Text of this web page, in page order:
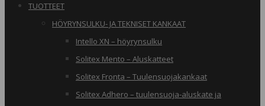
TUOTTEET
HÖYRYNSULKU- JA TEKNISET KANKAAT
Intello XN – höyrynsulku
Solitex Mento – Aluskatteet
Solitex Fronta – Tuulensuojakankaat
Solitex Adhero – tuulensuoja-aluskate ja